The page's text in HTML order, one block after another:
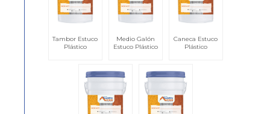
Tambor Estuco
Plástico
Medio Galón
Estuco Plástico
Caneca Estuco
Plástico